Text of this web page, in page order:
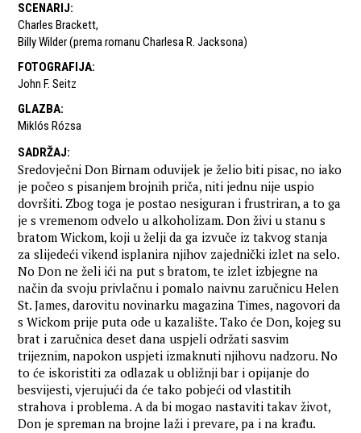
SCENARIJ:
Charles Brackett,
Billy Wilder (prema romanu Charlesa R. Jacksona)
FOTOGRAFIJA:
John F. Seitz
GLAZBA:
Miklós Rózsa
SADRŽAJ:
Sredovječni Don Birnam oduvijek je želio biti pisac, no iako
je počeo s pisanjem brojnih priča, niti jednu nije uspio
dovršiti. Zbog toga je postao nesiguran i frustriran, a to ga
je s vremenom odvelo u alkoholizam. Don živi u stanu s
bratom Wickom, koji u želji da ga izvuče iz takvog stanja
za slijedeći vikend isplanira njihov zajednički izlet na selo.
No Don ne želi ići na put s bratom, te izlet izbjegne na
način da svoju privlačnu i pomalo naivnu zaručnicu Helen
St. James, darovitu novinarku magazina Times, nagovori da
s Wickom prije puta ode u kazalište. Tako će Don, kojeg su
brat i zaručnica deset dana uspjeli održati sasvim
trijeznim, napokon uspjeti izmaknuti njihovu nadzoru. No
to će iskoristiti za odlazak u obližnji bar i opijanje do
besvijesti, vjerujući da će tako pobjeći od vlastitih
strahova i problema. A da bi mogao nastaviti takav život,
Don je spreman na brojne laži i prevare, pa i na krađu.